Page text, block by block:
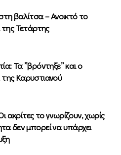
βαλίτσα – Ανοικτό το
της Τετάρτης
Τα ”βρόντηξε” και ο
Καρυστιανού
το γνωρίζουν, χωρίς
δεν μπορεί να υπάρχει